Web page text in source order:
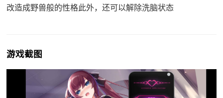
改造成野兽般的性格此外，还可以解除洗脑状态
游戏截图